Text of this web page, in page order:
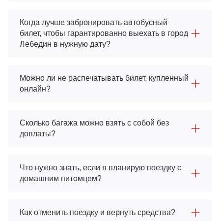
Когда лучше забронировать автобусный
билет, чтобы гарантированно выехать в город
Лебедин в нужную дату?
Можно ли не распечатывать билет, купленный
онлайн?
Сколько багажа можно взять с собой без
доплаты?
Что нужно знать, если я планирую поездку с
домашним питомцем?
Как отменить поездку и вернуть средства?